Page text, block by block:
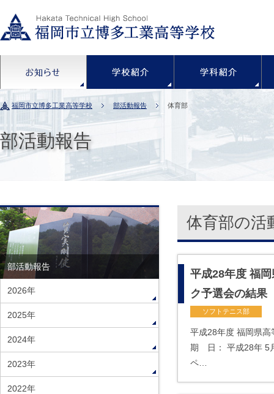
福岡市立博多工業高等学校 部活動報告 体育部
部活動報告
体育部の活
平成28年度 福
ク予選会の結果
ソフトテニス部
平成28年度 福岡県
期 日： 平成28年 5
ペ…
部活動報告
2026年
2025年
2024年
2023年
2022年